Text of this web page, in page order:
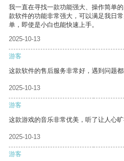
我一直在寻找一款功能强大、操作简单
款软件的功能非常强大，可以满足我日
单，即使是小白也能快速上手。
2025-10-13
游客
这款软件的售后服务非常好，遇到问题都
2025-10-13
游客
这款游戏的音乐非常优美，听了让人心旷
2025-10-13
游客